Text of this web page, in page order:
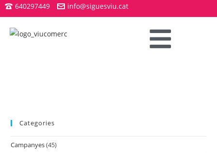
640297449 info@siguesviu.cat
Categories
Campanyes(45)